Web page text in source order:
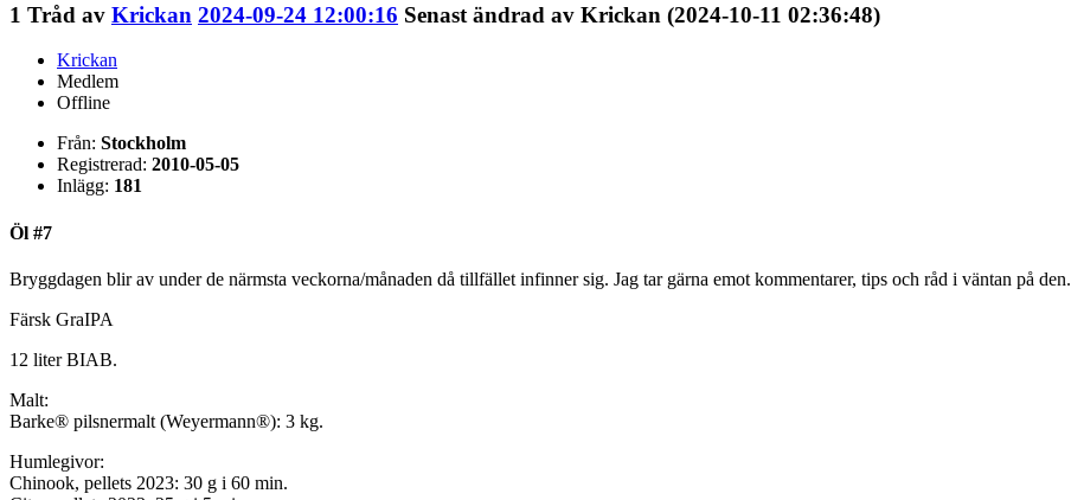
1 Tråd av Krickan 2024-09-24 12:00:16 Senast ändrad av Krickan (2024-10-11 02:36:48)
Krickan
Medlem
Offline
Från: Stockholm
Registrerad: 2010-05-05
Inlägg: 181
Öl #7
Bryggdagen blir av under de närmsta veckorna/månaden då tillfället infinner sig. Jag tar gärna emot kommentarer, tips och råd i väntan på den.
Färsk GraIPA
12 liter BIAB.
Malt:
Barke® pilsnermalt (Weyermann®): 3 kg.
Humlegivor:
Chinook, pellets 2023: 30 g i 60 min.